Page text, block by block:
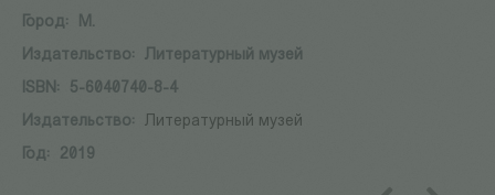
Город:
М.
Издательство:
Литературный музей
ISBN:
5-6040740-8-4
Издательство:
Литературный музей
Год:
2019